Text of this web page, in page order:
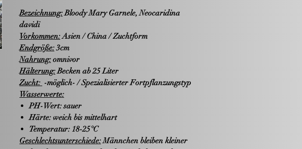
Bezeichnung:Bloody Mary Garnele, Neocaridina
davidi
Vorkommen:Asien / China / Zuchtform
Endgröße:3cm
Nahrung: omnivor
Hälterung:Becken ab 25 Liter
Zucht: -möglich- / Spezialisierter Fortpflanzungstyp
Wasserwerte:
PH-Wert: sauer
Härte: weich bis mittelhart
Temperatur: 18-25°C
Geschlechtsunterschiede:Männchen bleiben kleiner